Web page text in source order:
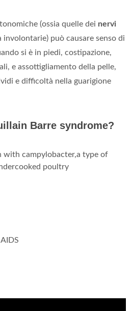
(ossia quelle dei nervi
può causare senso di
si è in piedi, costipazione,
e assottigliamento della pelle,
e difficoltà nella guarigione
Barre syndrome?
with campylobacter,a type of
poultry